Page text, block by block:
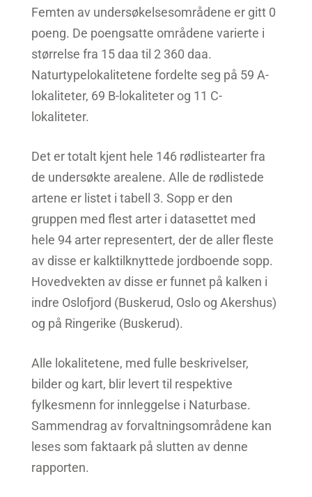
Femten av undersøkelsesområdene er gitt 0
poeng. De poengsatte områdene varierte i
størrelse fra 15 daa til 2 360 daa.
Naturtypelokalitetene fordelte seg på 59 A-
lokaliteter, 69 B-lokaliteter og 11 C-
lokaliteter.
Det er totalt kjent hele 146 rødlistearter fra
de undersøkte arealene. Alle de rødlistede
artene er listet i tabell 3. Sopp er den
gruppen med flest arter i datasettet med
hele 94 arter representert, der de aller fleste
av disse er kalktilknyttede jordboende sopp.
Hovedvekten av disse er funnet på kalken i
indre Oslofjord (Buskerud, Oslo og Akershus)
og på Ringerike (Buskerud).
Alle lokalitetene, med fulle beskrivelser,
bilder og kart, blir levert til respektive
fylkesmenn for innleggelse i Naturbase.
Sammendrag av forvaltningsområdene kan
leses som faktaark på slutten av denne
rapporten.